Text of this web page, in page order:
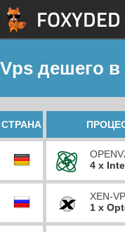
Vps дешего в
СТРАНА
4 x
XEN-
1 x